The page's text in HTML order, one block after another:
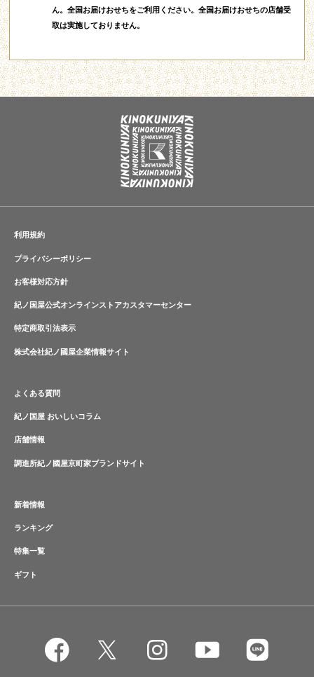
ん。全国お届けおせちをご利用ください。全国お届けおせちの店舗受
取は実施しておりません。
利用規約
プライバシーポリシー
お客様対応方針
紀ノ国屋公式オンラインストアカスタマーセンター
特定商取引法表示
株式会社紀ノ國屋企業情報サイト
よくある質問
紀ノ国屋 おいしいコラム
店舗情報
調進所紀ノ國屋京町家ブランドサイト
新着情報
ランキング
特集一覧
ギフト